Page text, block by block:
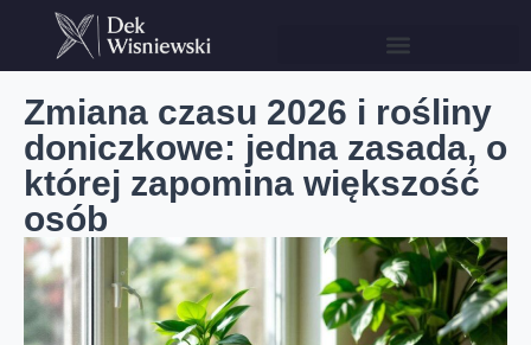
Zmiana czasu 2026 i rośliny
doniczkowe: jedna zasada, o
której zapomina większość
osób